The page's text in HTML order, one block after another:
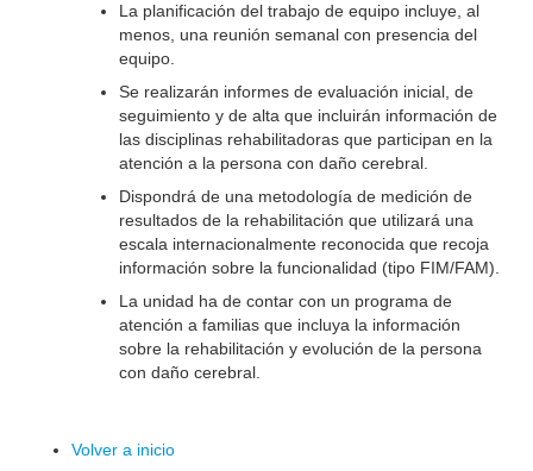
La planificación del trabajo de equipo incluye, al
menos, una reunión semanal con presencia del
equipo.
Se realizarán informes de evaluación inicial, de
seguimiento y de alta que incluirán información de
las disciplinas rehabilitadoras que participan en la
atención a la persona con daño cerebral.
Dispondrá de una metodología de medición de
resultados de la rehabilitación que utilizará una
escala internacionalmente reconocida que recoja
información sobre la funcionalidad (tipo FIM/FAM).
La unidad ha de contar con un programa de
atención a familias que incluya la información
sobre la rehabilitación y evolución de la persona
con daño cerebral.
Volver a inicio